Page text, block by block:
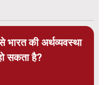
भारत की अर्थव्यवस्था
सकता है?